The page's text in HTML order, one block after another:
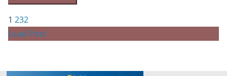
1 232
Load Post